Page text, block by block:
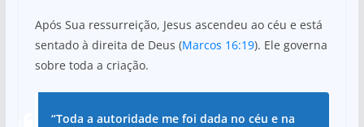
Após Sua ressurreição, Jesus ascendeu ao céu e está
sentado à direita de Deus (Marcos 16:19). Ele governa
sobre toda a criação.
“Toda a autoridade me foi dada no céu e na